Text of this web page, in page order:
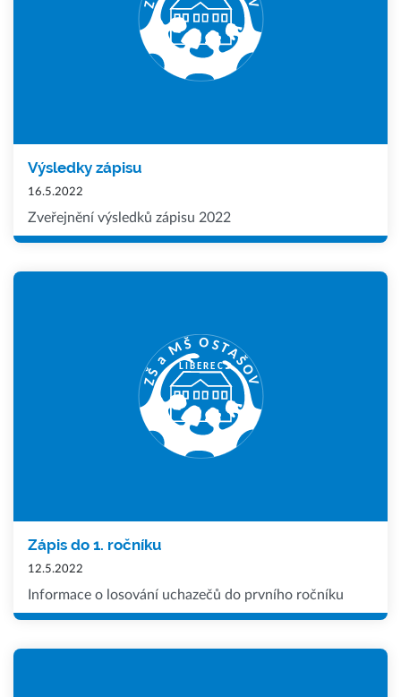
Výsledky zápisu
16.5.2022
Zveřejnění výsledků zápisu 2022
Zápis do 1. ročníku
12.5.2022
Informace o losování uchazečů do prvního ročníku